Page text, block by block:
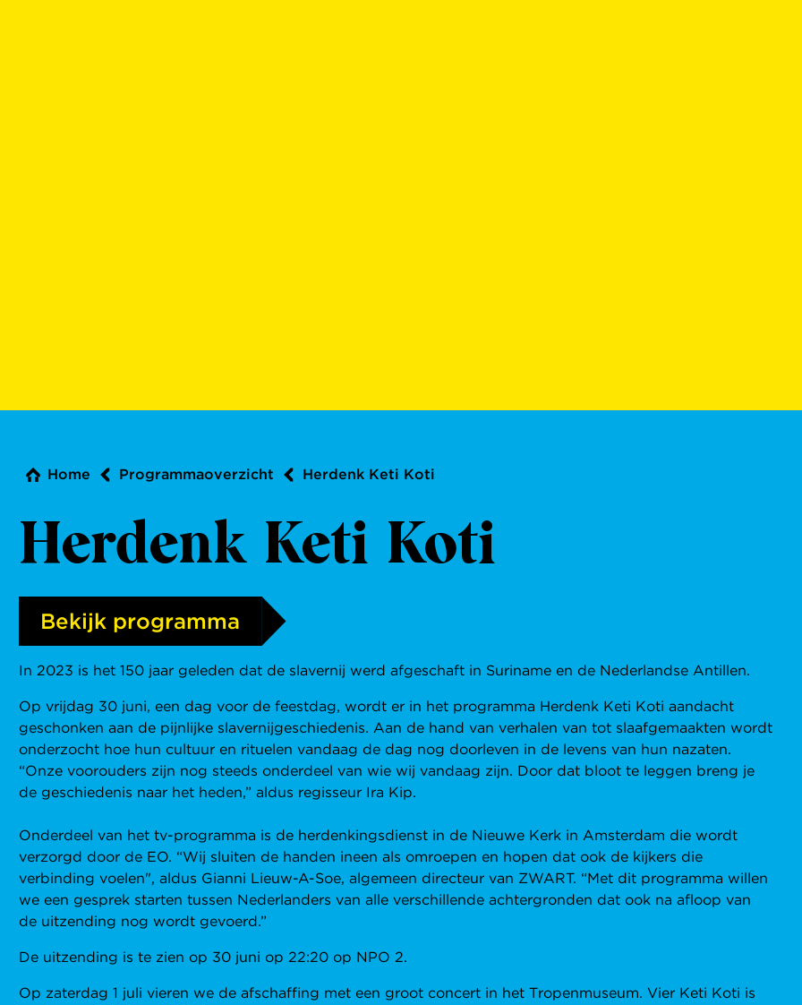
Home Programmaoverzicht Herdenk Keti Koti
Herdenk Keti Koti
Bekijk programma
In 2023 is het 150 jaar geleden dat de slavernij werd afgeschaft in Suriname en de Nederlandse Antillen.
Op vrijdag 30 juni, een dag voor de feestdag, wordt er in het programma Herdenk Keti Koti aandacht
geschonken aan de pijnlijke slavernijgeschiedenis. Aan de hand van verhalen van tot slaafgemaakten wordt
onderzocht hoe hun cultuur en rituelen vandaag de dag nog doorleven in de levens van hun nazaten.
“Onze voorouders zijn nog steeds onderdeel van wie wij vandaag zijn. Door dat bloot te leggen breng je
de geschiedenis naar het heden,” aldus regisseur Ira Kip.
Onderdeel van het tv-programma is de herdenkingsdienst in de Nieuwe Kerk in Amsterdam die wordt
verzorgd door de EO. “Wij sluiten de handen ineen als omroepen en hopen dat ook de kijkers die
verbinding voelen", aldus Gianni Lieuw-A-Soe, algemeen directeur van ZWART. “Met dit programma willen
we een gesprek starten tussen Nederlanders van alle verschillende achtergronden dat ook na afloop van
de uitzending nog wordt gevoerd.”
De uitzending is te zien op 30 juni op 22:20 op NPO 2.
Op zaterdag 1 juli vieren we de afschaffing met een groot concert in het Tropenmuseum. Vier Keti Koti is